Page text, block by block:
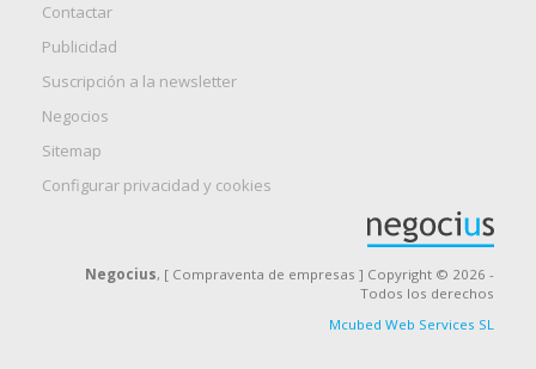
Contactar
Publicidad
Suscripción a la newsletter
Negocios
Sitemap
Configurar privacidad y cookies
Negocius, [ Compraventa de empresas ] Copyright © 2026 -
Todos los derechos
Mcubed Web Services SL